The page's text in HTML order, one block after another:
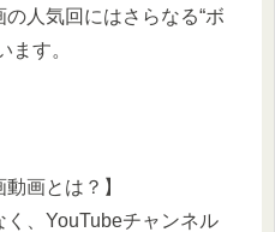
人気回にはさらなる“ボ
ます。
画とは？】
、YouTubeチャンネル